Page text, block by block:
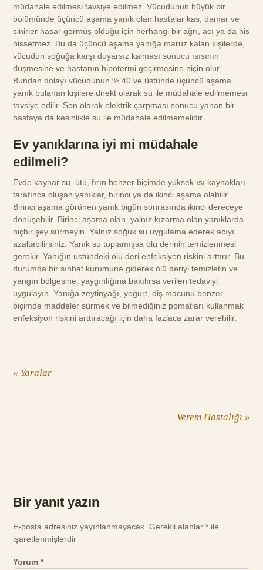
müdahale edilmesi tavsiye edilmez. Vücudunun büyük bir
bölümünde üçüncü aşama yanık olan hastalar kas, damar ve
sinirler hasar görmüş olduğu için herhangi bir ağrı, acı ya da his
hissetmez. Bu da üçüncü aşama yanığa maruz kalan kişilerde,
vücudun soğuğa karşı duyarsız kalması sonucu ısısının
düşmesine ve hastanın hipotermi geçirmesine niçin olur.
Bundan dolayı vücudunun % 40 ve üstünde üçüncü aşama
yanık bulanan kişilere direkt olarak su ile müdahale edilmemesi
tavsiye edilir. Son olarak elektrik çarpması sonucu yanan bir
hastaya da kesinlikle su ile müdahale edilmemelidir.
Ev yanıklarına iyi mi müdahale
edilmeli?
Evde kaynar su, ütü, fırın benzer biçimde yüksek ısı kaynakları
tarafınca oluşan yanıklar, birinci ya da ikinci aşama olabilir.
Birinci aşama görünen yanık bigün sonrasında ikinci dereceye
dönüşebilir. Birinci aşama olan, yalnız kızarma olan yanıklarda
hiçbir şey sürmeyin. Yalnız soğuk su uygulama ederek acıyı
azaltabilirsiniz. Yanık su toplamışsa ölü derinin temizlenmesi
gerekir. Yanığın üstündeki ölü deri enfeksiyon riskini arttırır. Bu
durumda bir sıhhat kurumuna giderek ölü deriyi temizletin ve
yangın bölgesine, yaygınlığına bakılırsa verilen tedaviyi
uygulayın. Yanığa zeytinyağı, yoğurt, diş macunu benzer
biçimde maddeler sürmek ve bilmediğiniz pomatları kullanmak
enfeksiyon riskini arttıracağı için daha fazlaca zarar verebilir.
« Yaralar
Verem Hastalığı »
Bir yanıt yazın
E-posta adresiniz yayınlanmayacak. Gerekli alanlar* ile
işaretlenmişlerdir
Yorum*